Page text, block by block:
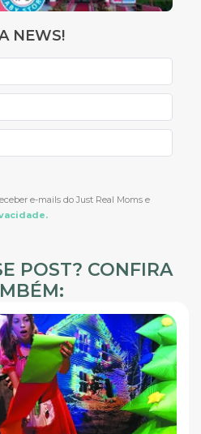
NEWS!
e-mails do Just Real Moms e
POST? CONFIRA